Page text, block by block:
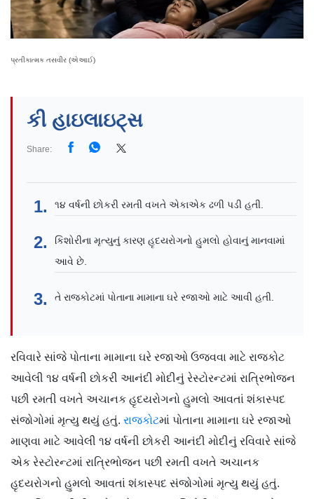
પ્રતીકાત્મક તસવીર (એઆઈ)
કી હાઇલાઇટ્સ
Share:
૧૪ વર્ષની છોકરી રમતી વખતે એકાએક ઢળી પડી હતી.
કિશોરીના મૃત્યુનું કારણ હૃદયરોગનો હુમલો હોવાનું માનવામાં
આવે છે.
તે રાજકોટમાં પોતાના મામાના ઘરે રજાઓ માટે આવી હતી.
રવિવારે સાંજે પોતાના મામાના ઘરે રજાઓ ઉજવવા માટે રાજકોટ
આવેલી ૧૪ વર્ષની છોકરી આનંદી મોદીનું રેસ્ટોરન્ટમાં રાત્રિભોજન
પછી રમતી વખતે અચાનક હૃદયરોગનો હુમલો આવતાં શંકાસ્પદ
સંજોગોમાં મૃત્યુ થયું હતું. રાજકોટમાં પોતાના મામાના ઘરે રજાઓ
માણવા માટે આવેલી ૧૪ વર્ષની છોકરી આનંદી મોદીનું રવિવારે સાંજે
એક રેસ્ટોરન્ટમાં રાત્રિભોજન પછી રમતી વખતે અચાનક
હૃદયરોગનો હુમલો આવતાં શંકાસ્પદ સંજોગોમાં મૃત્યુ થયું હતું.